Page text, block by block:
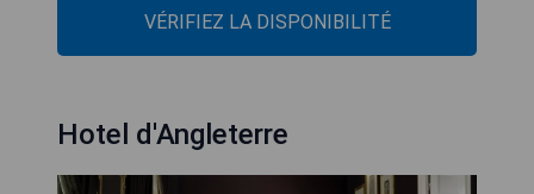
VÉRIFIEZ LA DISPONIBILITÉ
Hotel d'Angleterre